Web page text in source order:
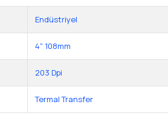
Endüstriyel
4" 108mm
203 Dpi
Termal Transfer